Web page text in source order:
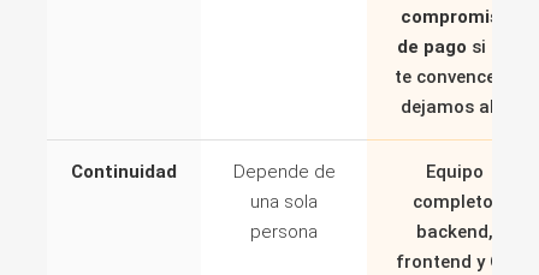
compromiso
de pago si no
te convence lo
dejamos ahí.
Continuidad
Depende de
una sola
persona
Equipo
completo:
backend,
frontend y QA